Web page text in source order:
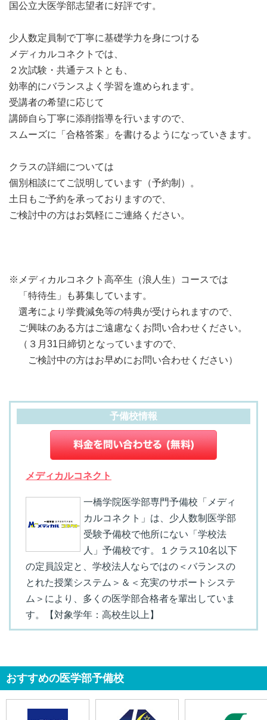
国公立大医学部志望者に好評です。
少人数定員制で丁寧に基礎学力を身につける
メディカルコネクトでは、
２次試験・共通テストとも、
効率的にバランスよく学習を進められます。
受講者の希望に応じて
講師自ら丁寧に添削指導を行いますので、
スムーズに「合格答案」を書けるようになっていきます。
クラスの詳細については
個別相談にてご説明しています（予約制）。
土日もご予約を承っておりますので、
ご検討中の方はお気軽にご連絡ください。
※メディカルコネクト高卒生（浪人生）コースでは
「特待生」も募集しています。
選考により学費減免等の特典が受けられますので、
ご興味のある方はご遠慮なくお問い合わせください。
（３月31日締切となっていますので、
ご検討中の方はお早めにお問い合わせください）
予備校情報
メディカルコネクト
一橋学院医学部専門予備校「メディ
カルコネクト」は、少人数制医学部
受験予備校で他所にない「学校法
人」予備校です。１クラス10名以下
の定員設定と、学校法人ならではの＜バランスの
とれた授業システム＞＆＜充実のサポートシステ
ム＞により、多くの医学部合格者を輩出していま
す。【対象学年：高校生以上】
おすすめの医学部予備校